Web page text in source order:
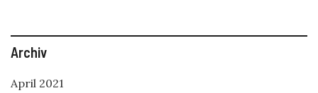
Archiv
April 2021